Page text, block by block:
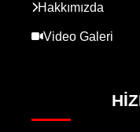
Hakkımızda
Video Galeri